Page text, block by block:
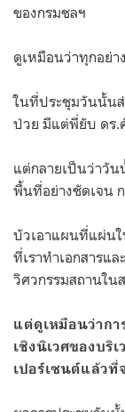
ของกรมชลฯ
ดูเหมือนว่าทุกอย่า
ในที่ประชุมวันนั้น
ป่วย มีแต่พี่ยับ ดร.
แต่กลายเป็นว่าวัน
พื้นที่อย่างชัดเจน
บัวเอาแผนที่แผ่นใ
ที่เราทำเอกสารแ
วิศวกรรมสถานใน
แต่ดูเหมือนว่ากา
เชิงนิเวศของบริ
เปอร์เซนต์แล้วที่